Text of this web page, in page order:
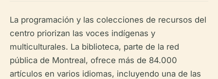
La programación y las colecciones de recursos del
centro priorizan las voces indígenas y
multiculturales. La biblioteca, parte de la red
pública de Montreal, ofrece más de 84.000
artículos en varios idiomas, incluyendo una de las